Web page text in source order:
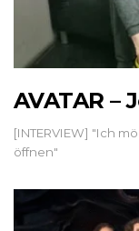
AVATAR –
[INTERVIEW] "Ich
öffnen"